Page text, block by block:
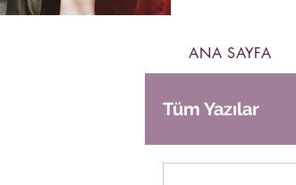
ANA SAYFA
Tüm Yazılar